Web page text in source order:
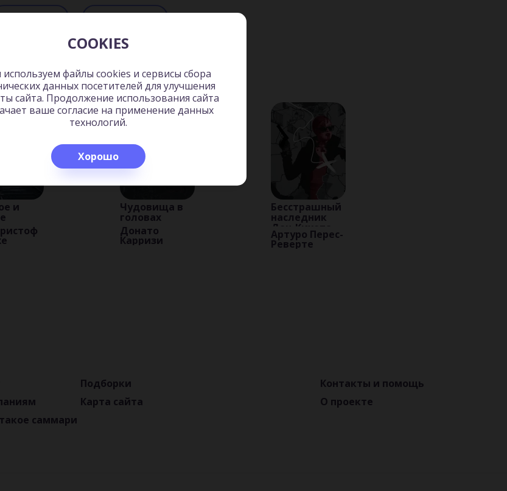
Читать Слушать
и Чудовища в
головах
Донато
Карризи
Бесстрашный
наследник
Дон-Кихота
Артуро Перес-
Реверте
Подборки
Карта сайта
саммари
Контакты и помощь
О проекте
COOKIES
файлы cookies и сервисы сбора
данных посетителей для улучшения
сайта. Продолжение использования сайта
ваше согласие на применение данных
технологий.
Хорошо